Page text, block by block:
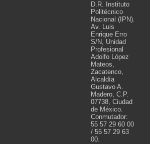
D.R. Instituto
Politécnico
Nacional (IPN).
Av. Luis
Enrique Erro
S/N, Unidad
Profesional
Adolfo López
Mateos,
Zacatenco,
Alcaldía
Gustavo A.
Madero, C.P.
07738, Ciudad
de México.
Conmutador:
55 57 29 60 00
/ 55 57 29 63
00.